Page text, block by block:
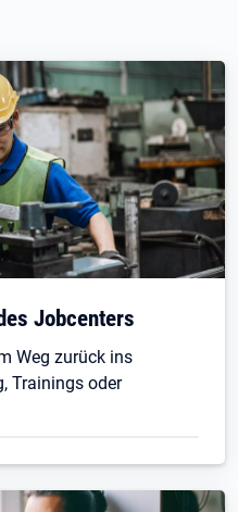
Jobcenters
Weg zurück ins
Trainings oder